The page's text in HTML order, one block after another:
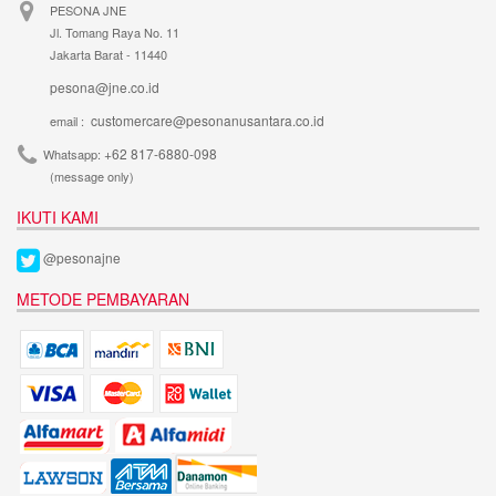
PESONA JNE
Jl. Tomang Raya No. 11
Jakarta Barat - 11440
pesona@jne.co.id
email : customercare@pesonanusantara.co.id
Whatsapp: +62 817-6880-098
(message only)
IKUTI KAMI
@pesonajne
METODE PEMBAYARAN